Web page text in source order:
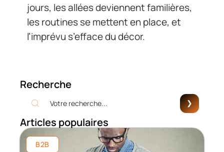
jours, les allées deviennent familières,
les routines se mettent en place, et
l’imprévu s’efface du décor.
Recherche
Articles populaires
B2B